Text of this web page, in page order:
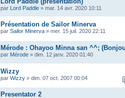
par Lord Paddle » mar. 14 avr. 2020 10:11
Présentation de Sailor Minerva
par Sailor Minerva » mer. 15 juil. 2020 22:11
Mérode : Ohayoo Minna san ^^;
par Mérode » dim. 12 janv. 2020 01:40
Wizzy
par Wizzy » dim. 07 oct. 2007 00:04
Presentator 2